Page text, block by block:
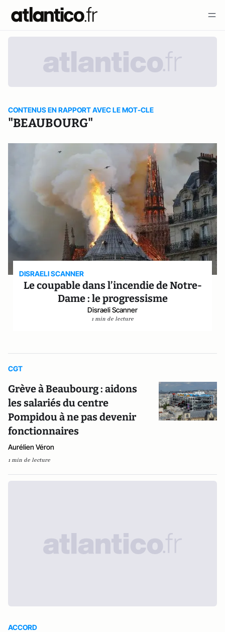
CONTENUS EN RAPPORT AVEC LE MOT-CLE
"BEAUBOURG"
DISRAELI SCANNER
Le coupable dans l’incendie de Notre-
Dame : le progressisme
Disraeli Scanner
1 min de lecture
CGT
Grève à Beaubourg : aidons
les salariés du centre
Pompidou à ne pas devenir
fonctionnaires
Aurélien Véron
1 min de lecture
ACCORD